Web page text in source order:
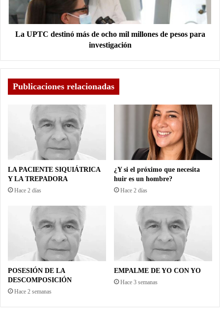
La UPTC destinó más de ocho mil millones de pesos para
investigación
Publicaciones relacionadas
LA PACIENTE SIQUIÁTRICA
Y LA TREPADORA
Hace 2 días
¿Y si el próximo que necesita
huir es un hombre?
Hace 2 días
POSESIÓN DE LA
DESCOMPOSICIÓN
Hace 2 semanas
EMPALME DE YO CON YO
Hace 3 semanas